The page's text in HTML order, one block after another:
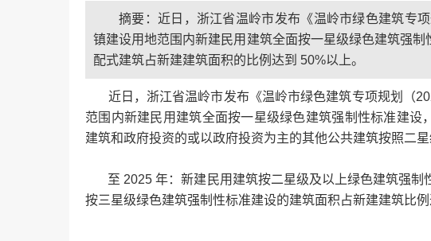
摘要：近日，浙江省温岭市发布《温岭市绿色建筑专
镇建设用地范围内新建民用建筑全面按一星级绿色建筑强
配式建筑占新建建筑面积的比例达到 50%以上。
近日，浙江省温岭市发布《温岭市绿色建筑专项规划（
范围内新建民用建筑全面按一星级绿色建筑强制性标准建
建筑和政府投资的或以政府投资为主的其他公共建筑按照二
至 2025 年：新建民用建筑按二星级及以上绿色建筑强制
按三星级绿色建筑强制性标准建设的建筑面积占新建建筑比例